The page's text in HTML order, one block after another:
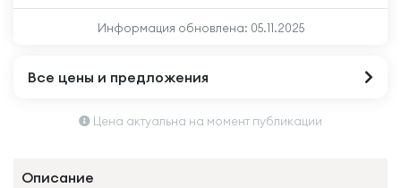
Информация обновлена: 05.11.2025
Все цены и предложения
Цена актуальна на момент публикации
Описание